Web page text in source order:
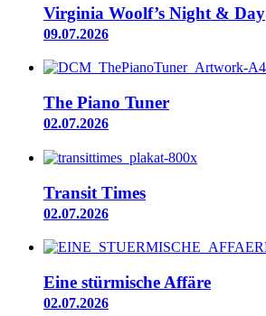
Virginia Woolf’s Night & Day
09.07.2026
The Piano Tuner
02.07.2026
Transit Times
02.07.2026
Eine stürmische Affäre
02.07.2026